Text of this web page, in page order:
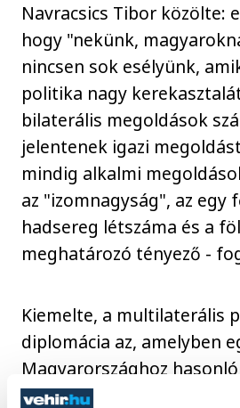
Navracsics Tibor közölte:
hogy "nekünk,
nincsen sok esélyünk,
politika nagy
bilaterális megoldások
jelentenek igazi
mindig alkalmi
az "izomnagyság", az egy
hadsereg létszáma és a
meghatározó tényező -
Kiemelte, a multilaterális
diplomácia az, amelyben
Magyarországhoz
országnak esélyei